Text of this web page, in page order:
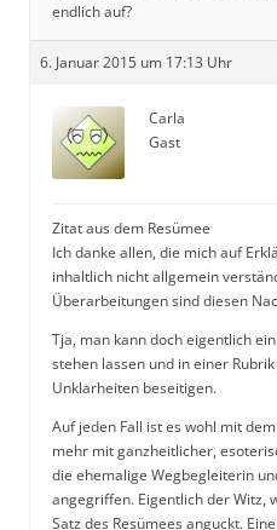
endlich auf?
6. Januar 2015 um 17:13 Uhr
Carla
Gast
Zitat aus dem Resümee
Ich danke allen, die mich auf
inhaltlich nicht allgemein
Überarbeitungen sind diesen
Tja, man kann doch eigentlich
stehen lassen und in einer Rubrik
Unklarheiten beseitigen.
Auf jeden Fall ist es wohl mit
mehr mit ganzheitlicher,
die ehemalige Wegbegleiterin
angegriffen. Eigentlich der Witz,
Satz des Resümees anguckt.